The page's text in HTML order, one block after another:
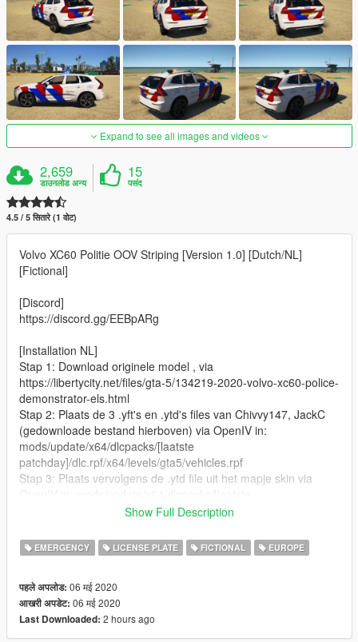
Expand to see all images and videos
2,659
डाउनलोड अन्य
15
पसंद
4.5 / 5 सितारे (1 वोट)
Volvo XC60 Politie OOV Striping [Version 1.0] [Dutch/NL]
[Fictional]
[Discord]
https://discord.gg/EEBpARg
[Installation NL]
Stap 1: Download originele model , via
https://libertycity.net/files/gta-5/134219-2020-volvo-xc60-police-
demonstrator-els.html
Stap 2: Plaats de 3 .yft's en .ytd's files van Chivvy147, JackC
(gedownloade bestand hierboven) via OpenIV in:
mods/update/x64/dlcpacks/[laatste
patchday]/dlc.rpf/x64/levels/gta5/vehicles.rpf
Stap 3: Plaats vervolgens de .ytd file uit het mapje skin via
patchday]/dlc.rpf/x64/levels/gta5/vehicles.rpf
Auto V/ELS/pack_default
Step 1: Download orginal model, via
https://libertycity.net/files/gta-5/134219-2020-volvo-xc60-police-
demonstrator-els.html
Step 2: Install the 3 .yft's and .ytd's files from step 1, with
Show Full Description
EMERGENCY LICENSE PLATE FICTIONAL EUROPE
पहले अपलोड: 06 मई 2020
आखरी अपडेट: 06 मई 2020
Last Downloaded: 2 hours ago